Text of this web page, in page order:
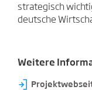
strategisch
deutsche
Weitere
⇥